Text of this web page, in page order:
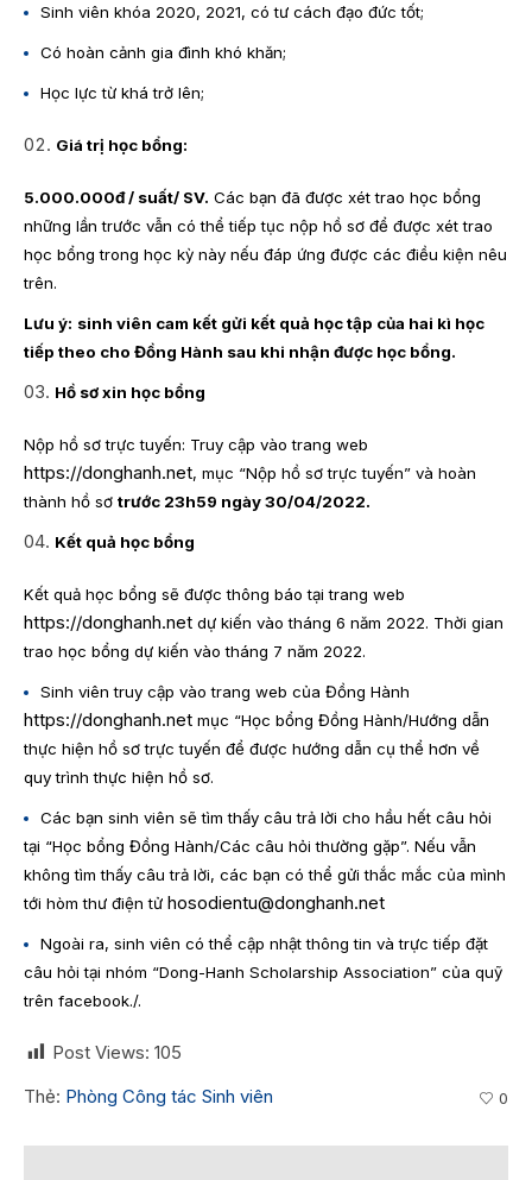
Sinh viên khóa 2020, 2021, có tư cách đạo đức tốt;
Có hoàn cảnh gia đình khó khăn;
Học lực từ khá trở lên;
Giá trị học bổng:
5.000.000đ / suất/ SV. Các bạn đã được xét trao học bổng
những lần trước vẫn có thể tiếp tục nộp hồ sơ để được xét trao
học bổng trong học kỳ này nếu đáp ứng được các điều kiện nêu
trên.
Lưu ý: sinh viên cam kết gửi kết quả học tập của hai kì học
tiếp theo cho Đồng Hành sau khi nhận được học bổng.
Hồ sơ xin học bổng
Nộp hồ sơ trực tuyến: Truy cập vào trang web
https://donghanh.net, mục “Nộp hồ sơ trực tuyến” và hoàn
thành hồ sơ trước 23h59 ngày30/04/2022.
Kết quả học bổng
Kết quả học bổng sẽ được thông báo tại trang web
https://donghanh.net dự kiến vào tháng 6 năm 2022. Thời gian
trao học bổng dự kiến vào tháng 7 năm 2022.
Sinh viên truy cập vào trang web của Đồng Hành
https://donghanh.net mục “Học bổng Đồng Hành/Hướng dẫn
thực hiện hồ sơ trực tuyến để được hướng dẫn cụ thể hơn về
quy trình thực hiện hồ sơ.
Các bạn sinh viên sẽ tìm thấy câu trả lời cho hầu hết câu hỏi
tại “Học bổng Đồng Hành/Các câu hỏi thường gặp”. Nếu vẫn
không tìm thấy câu trả lời, các bạn có thể gửi thắc mắc của mình
tới hòm thư điện tử hosodientu@donghanh.net
Ngoài ra, sinh viên có thể cập nhật thông tin và trực tiếp đặt
câu hỏi tại nhóm “Dong-Hanh Scholarship Association” của quỹ
trên facebook./.
Post Views: 105
Thẻ: Phòng Công tác Sinh viên 0